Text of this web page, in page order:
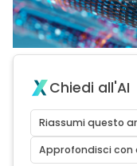
Chiedi all'AI
Riassumi questo
Approfondisci